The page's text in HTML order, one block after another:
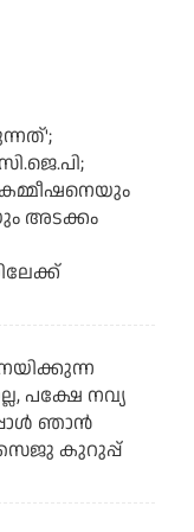
അടക്കം
പക്ഷേ നവ്യ
ഞാന്‍
കുറുപ്പ്